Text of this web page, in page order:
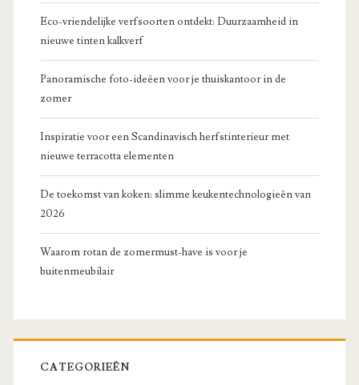
Eco-vriendelijke verfsoorten ontdekt: Duurzaamheid in
nieuwe tinten kalkverf
Panoramische foto-ideëen voor je thuiskantoor in de
zomer
Inspiratie voor een Scandinavisch herfstinterieur met
nieuwe terracotta elementen
De toekomst van koken: slimme keukentechnologieën van
2026
Waarom rotan de zomermust-have is voor je
buitenmeubilair
CATEGORIEËN